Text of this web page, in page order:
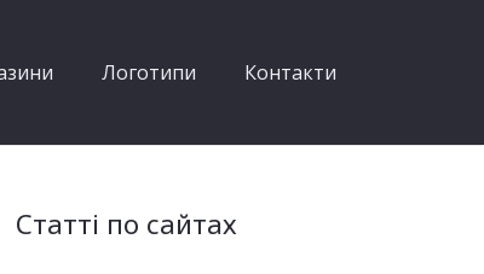
Логотипи Контакти
Статті по сайтах